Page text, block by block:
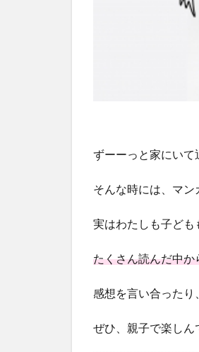
ずーーっと家にいて
そんな時には、マン
実はわたしも子ども
たくさん読んだ中
感想を言い合った
ぜひ、親子で楽しん